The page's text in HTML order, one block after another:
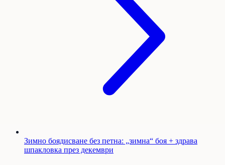
Зимно боядисване без петна: „зимна“ боя + здрава
шпакловка през декември